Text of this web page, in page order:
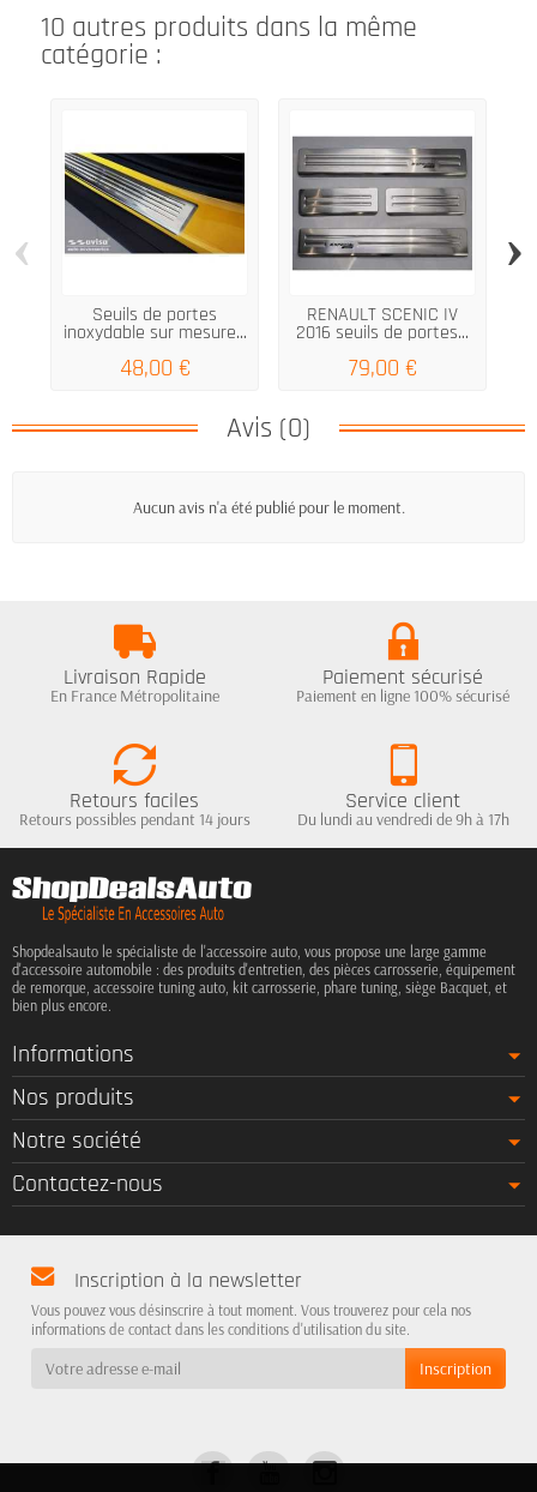
10 autres produits dans la même
catégorie :
Seuils de portes
inoxydable sur mesure...
48,00 €
RENAULT SCENIC IV
2016 seuils de portes...
79,00 €
‹ ›
Avis (0)
Aucun avis n'a été publié pour le moment.
Livraison Rapide
En France Métropolitaine
Paiement sécurisé
Paiement en ligne 100% sécurisé
Retours faciles
Retours possibles pendant 14 jours
Service client
Du lundi au vendredi de 9h à 17h
Shopdealsauto le spécialiste de l'accessoire auto, vous propose une large gamme
d'accessoire automobile : des produits d'entretien, des pièces carrosserie, équipement
de remorque, accessoire tuning auto, kit carrosserie, phare tuning, siège Bacquet, et
bien plus encore.
Informations
Nos produits
Notre société
Contactez-nous
Inscription à la newsletter
Vous pouvez vous désinscrire à tout moment. Vous trouverez pour cela nos
informations de contact dans les conditions d'utilisation du site.